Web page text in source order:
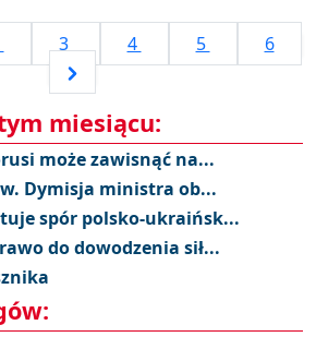
3 4 5 6
miesiącu:
może zawisnąć na...
Dymisja ministra ob...
spór polsko-ukraińsk...
do dowodzenia sił...